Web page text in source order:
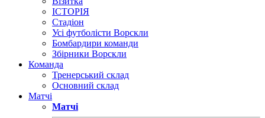
ІСТОРІЯ
Стадіон
Усі футболісти Ворскли
Бомбардири команди
Збірники Ворскли
Команда
Тренерський склад
Основний склад
Матчі
Матчі